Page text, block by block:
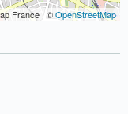
France | ©OpenStreetMap